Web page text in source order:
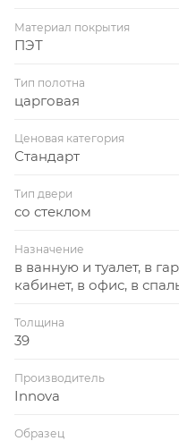
Материал покрытия
ПЭТ
Тип полотна
царговая
Ценовая категория
Стандарт
Тип двери
со стеклом
Назначение
в ванную и туалет, в
кабинет, в офис, в
Толщина
39
Производитель
Innova
Образец